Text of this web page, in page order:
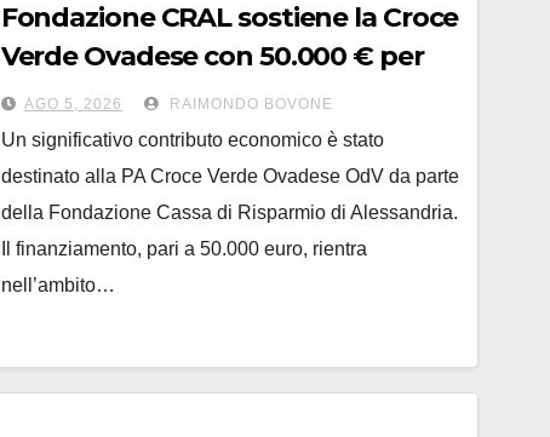
Fondazione CRAL sostiene la Croce
Verde Ovadese con 50.000 € per
l’autoambulanza
AGO 5, 2026 RAIMONDO BOVONE
Un significativo contributo economico è stato
destinato alla PA Croce Verde Ovadese OdV da parte
della Fondazione Cassa di Risparmio di Alessandria.
Il finanziamento, pari a 50.000 euro, rientra
nell’ambito…